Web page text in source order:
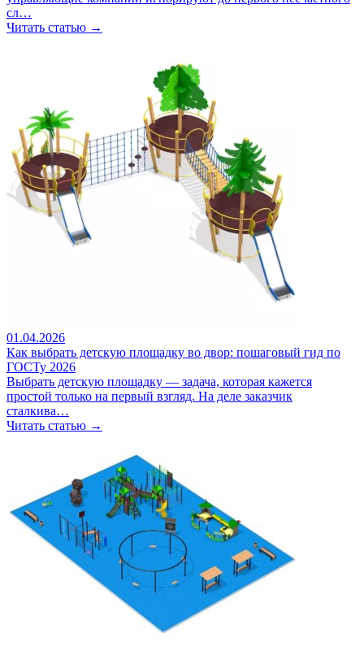
сл…
Читать статью →
01.04.2026
Как выбрать детскую площадку во двор: пошаговый гид по
ГОСТу 2026
Выбрать детскую площадку — задача, которая кажется
простой только на первый взгляд. На деле заказчик
сталкива…
Читать статью →